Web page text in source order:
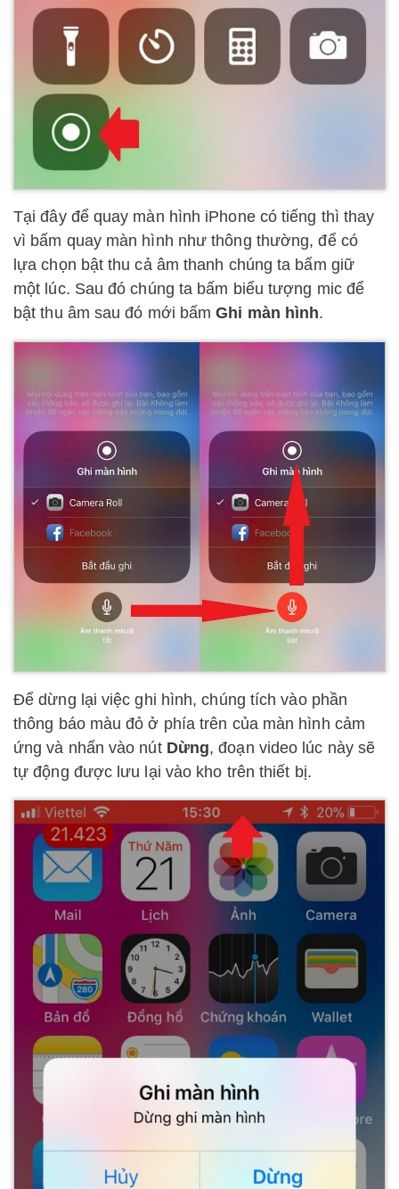
Tại đây để quay màn hình iPhone có tiếng thì thay
vì bấm quay màn hình như thông thường, để có
lựa chọn bật thu cả âm thanh chúng ta bấm giữ
một lúc. Sau đó chúng ta bấm biểu tượng mic để
bật thu âm sau đó mới bấmGhi màn hình.
Để dừng lại việc ghi hình, chúng tích vào phần
thông báo màu đỏ ở phía trên của màn hình cảm
ứng và nhấn vào nút Dừng, đoạn video lúc này sẽ
tự động được lưu lại vào kho trên thiết bị.